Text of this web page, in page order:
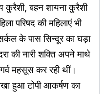
कुरैशी, बहन शायना कुरैशी
परिषद की महिलाएं भी
के पास सिन्दूर का घड़ा
की नारी शक्ति अपने माथे
महसूस कर रही थीं।
हुआ टोपी आकर्षण का